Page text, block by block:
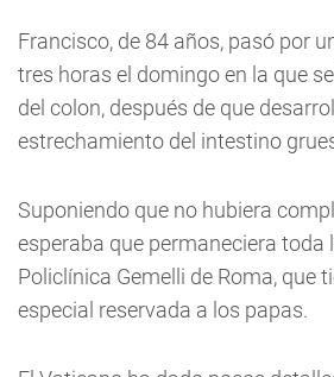
Francisco, de 84 años, pasó por
tres horas el domingo en la que
del colon, después de que
estrechamiento del intestino
Suponiendo que no hubiera
esperaba que permaneciera toda
Policlínica Gemelli de Roma, que
especial reservada a los papas.